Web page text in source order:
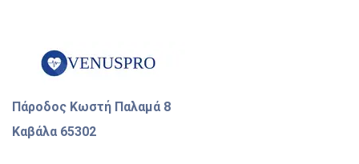
Πάροδος Κωστή Παλαμά 8
Καβάλα 65302